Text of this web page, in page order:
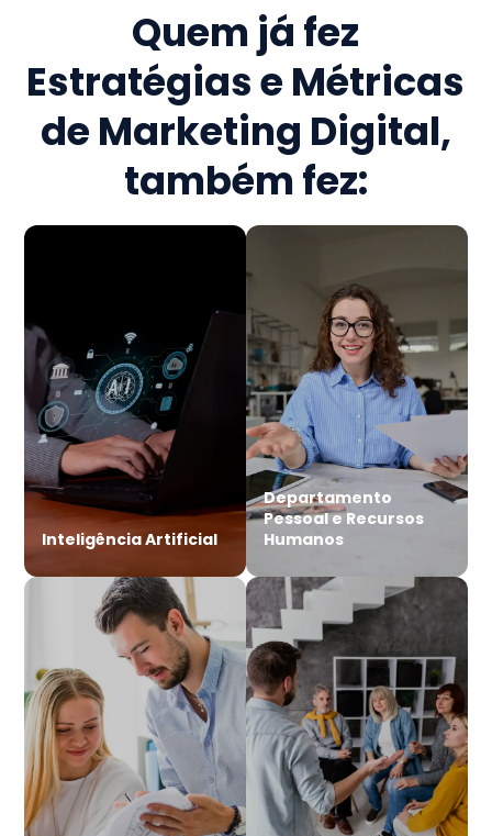
Quem já fez
Estratégias e Métricas
de Marketing Digital,
também fez:
Inteligência Artificial
Departamento
Pessoal e Recursos
Humanos